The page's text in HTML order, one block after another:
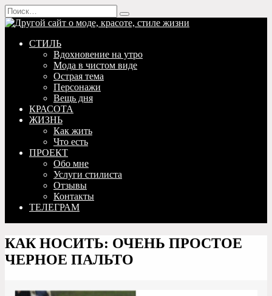
Перейти
к
содержанию
Search
for:
СТИЛЬ
Вдохновение на утро
Мода в чистом виде
Острая тема
Персонажи
Вещь дня
КРАСОТА
ЖИЗНЬ
Как жить
Что есть
ПРОЕКТ
Обо мне
Услуги стилиста
Отзывы
Контакты
ТЕЛЕГРАМ
КАК НОСИТЬ: ОЧЕНЬ ПРОСТОЕ
ЧЕРНОЕ ПАЛЬТО